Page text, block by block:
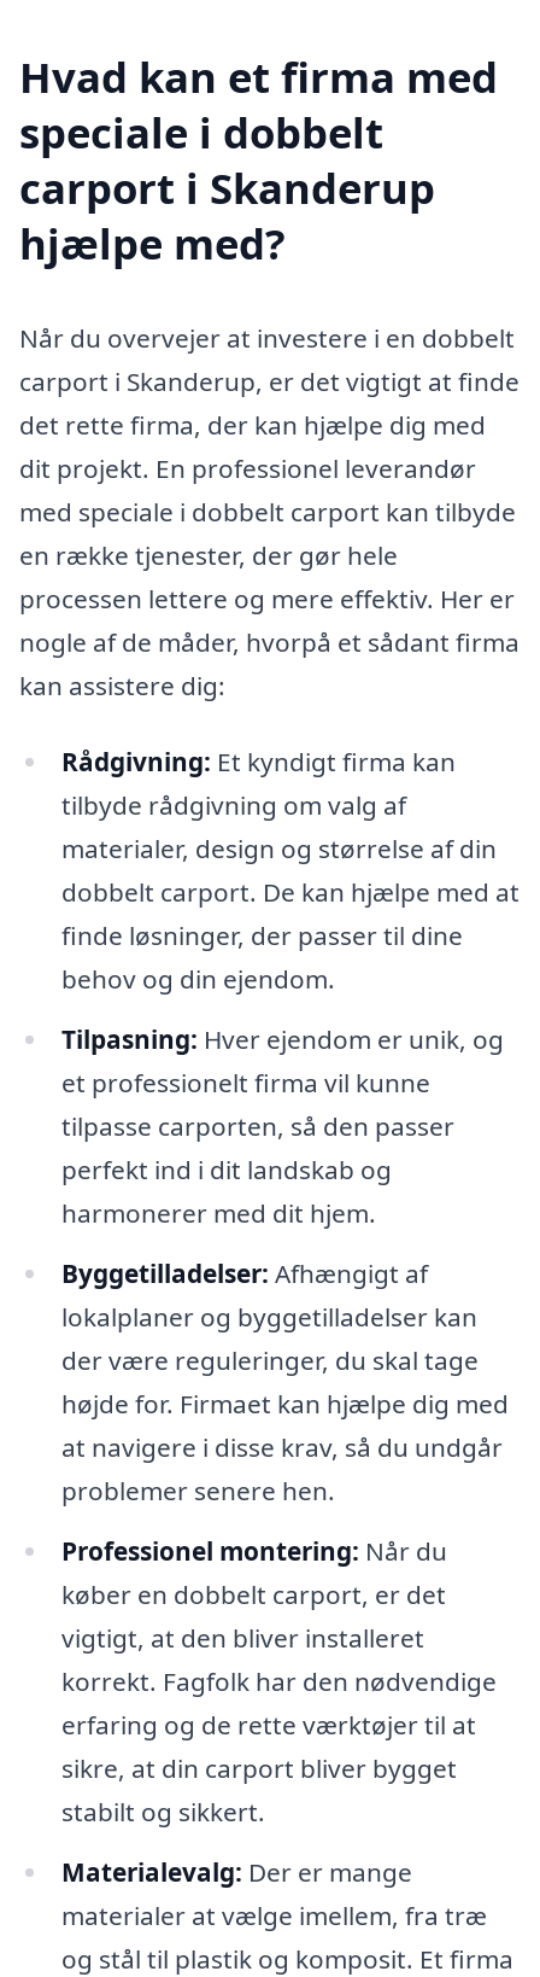
Hvad kan et firma med
speciale i dobbelt
carport i Skanderup
hjælpe med?
Når du overvejer at investere i en dobbelt
carport i Skanderup, er det vigtigt at finde
det rette firma, der kan hjælpe dig med
dit projekt. En professionel leverandør
med speciale i dobbelt carport kan tilbyde
en række tjenester, der gør hele
processen lettere og mere effektiv. Her er
nogle af de måder, hvorpå et sådant firma
kan assistere dig:
Rådgivning: Et kyndigt firma kan
tilbyde rådgivning om valg af
materialer, design og størrelse af din
dobbelt carport. De kan hjælpe med at
finde løsninger, der passer til dine
behov og din ejendom.
Tilpasning: Hver ejendom er unik, og
et professionelt firma vil kunne
tilpasse carporten, så den passer
perfekt ind i dit landskab og
harmonerer med dit hjem.
Byggetilladelser: Afhængigt af
lokalplaner og byggetilladelser kan
der være reguleringer, du skal tage
højde for. Firmaet kan hjælpe dig med
at navigere i disse krav, så du undgår
problemer senere hen.
Professionel montering: Når du
køber en dobbelt carport, er det
vigtigt, at den bliver installeret
korrekt. Fagfolk har den nødvendige
erfaring og de rette værktøjer til at
sikre, at din carport bliver bygget
stabilt og sikkert.
Materialevalg: Der er mange
materialer at vælge imellem, fra træ
og stål til plastik og komposit. Et firma